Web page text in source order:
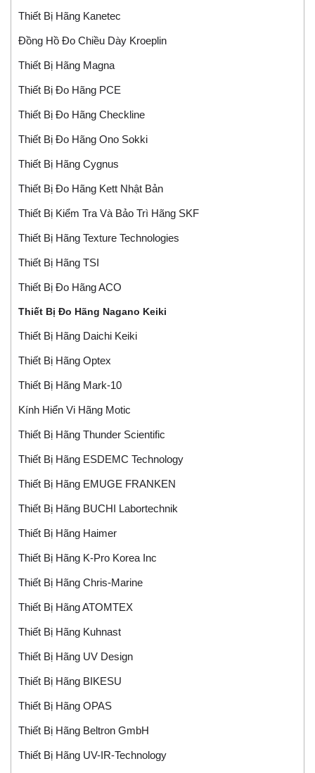
Thiết Bị Hãng Kanetec
Đồng Hồ Đo Chiều Dày Kroeplin
Thiết Bị Hãng Magna
Thiết Bị Đo Hãng PCE
Thiết Bị Đo Hãng Checkline
Thiết Bị Đo Hãng Ono Sokki
Thiết Bị Hãng Cygnus
Thiết Bị Đo Hãng Kett Nhật Bản
Thiết Bị Kiểm Tra Và Bảo Trì Hãng SKF
Thiết Bị Hãng Texture Technologies
Thiết Bị Hãng TSI
Thiết Bị Đo Hãng ACO
Thiết Bị Đo Hãng Nagano Keiki
Thiết Bị Hãng Daichi Keiki
Thiết Bị Hãng Optex
Thiết Bị Hãng Mark-10
Kính Hiển Vi Hãng Motic
Thiết Bị Hãng Thunder Scientific
Thiết Bị Hãng ESDEMC Technology
Thiết Bị Hãng EMUGE FRANKEN
Thiết Bị Hãng BUCHI Labortechnik
Thiết Bị Hãng Haimer
Thiết Bị Hãng K-Pro Korea Inc
Thiết Bị Hãng Chris-Marine
Thiết Bị Hãng ATOMTEX
Thiết Bị Hãng Kuhnast
Thiết Bị Hãng UV Design
Thiết Bị Hãng BIKESU
Thiết Bị Hãng OPAS
Thiết Bị Hãng Beltron GmbH
Thiết Bị Hãng UV-IR-Technology